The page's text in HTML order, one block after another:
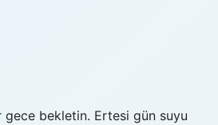
bekletin. Ertesi gün suyu